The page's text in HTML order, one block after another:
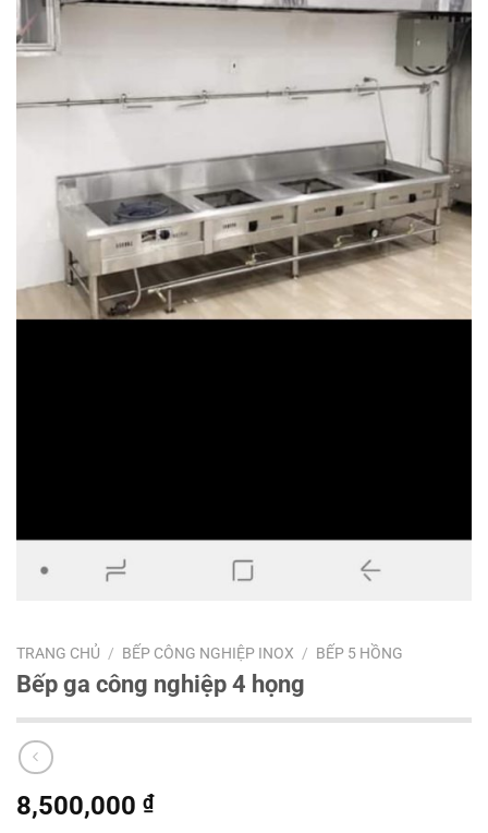
TRANG CHỦ / BẾP CÔNG NGHIỆP INOX / BẾP 5 HỒNG
Bếp ga công nghiệp 4 họng
8,500,000 ₫